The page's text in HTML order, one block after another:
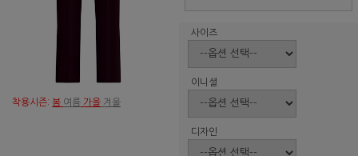
착용시즌: 봄 여름 가을 겨울
사이즈
이니셜
디자인